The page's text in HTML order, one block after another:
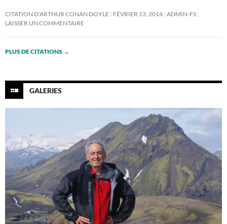
CITATION D’ARTHUR CONAN DOYLE FÉVRIER 13, 2014 ADMIN-FS
LAISSER UN COMMENTAIRE
PLUS DE CITATIONS →
GALERIES